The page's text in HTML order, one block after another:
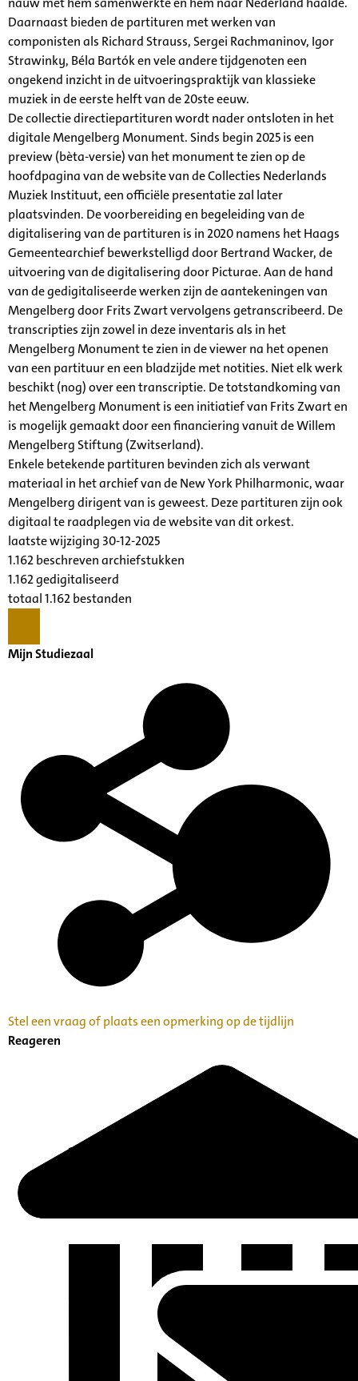
Daarnaast bieden de partituren met werken van
componisten als Richard Strauss, Sergei Rachmaninov, Igor
Strawinky, Béla Bartók en vele andere tijdgenoten een
ongekend inzicht in de uitvoeringspraktijk van klassieke
muziek in de eerste helft van de 20ste eeuw.
De collectie directiepartituren wordt nader ontsloten in het
digitale Mengelberg Monument. Sinds begin 2025 is een
preview (bèta-versie) van het monument te zien op de
hoofdpagina van de website van de Collecties Nederlands
Muziek Instituut, een officiële presentatie zal later
plaatsvinden. De voorbereiding en begeleiding van de
digitalisering van de partituren is in 2020 namens het Haags
Gemeentearchief bewerkstelligd door Bertrand Wacker, de
uitvoering van de digitalisering door Picturae. Aan de hand
van de gedigitaliseerde werken zijn de aantekeningen van
Mengelberg door Frits Zwart vervolgens getranscribeerd. De
transcripties zijn zowel in deze inventaris als in het
Mengelberg Monument te zien in de viewer na het openen
van een partituur en een bladzijde met notities. Niet elk werk
beschikt (nog) over een transcriptie. De totstandkoming van
het Mengelberg Monument is een initiatief van Frits Zwart en
is mogelijk gemaakt door een financiering vanuit de Willem
Mengelberg Stiftung (Zwitserland).
Enkele betekende partituren bevinden zich als verwant
materiaal in het archief van de New York Philharmonic, waar
Mengelberg dirigent van is geweest. Deze partituren zijn ook
digitaal te raadplegen via de website van dit orkest.
laatste wijziging 30-12-2025
1.162 beschreven archiefstukken
1.162 gedigitaliseerd
totaal 1.162 bestanden
Mijn Studiezaal
Stel een vraag of plaats een opmerking op de tijdlijn
Reageren